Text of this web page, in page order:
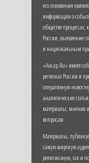
его появления
информации о
обществе
России, выявление
и национальным
«Ансар.Ru» имеет
регионах России и
оперативную
аналитические
материалы, мнения
вопросам.
Материалы,
самую широкую
религиозную, так и